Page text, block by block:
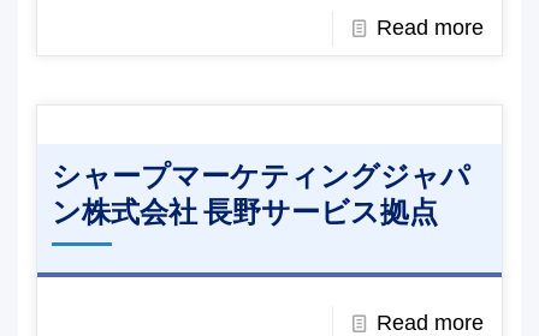
Read more
シャープマーケティングジャパ
ン株式会社 長野サービス拠点
Read more